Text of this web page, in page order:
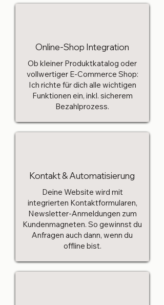
Online-Shop Integration
Ob kleiner Produktkatalog oder
vollwertiger E-Commerce Shop:
Ich richte für dich alle wichtigen
Funktionen ein, inkl. sicherem
Bezahlprozess.
Kontakt & Automatisierung
Deine Website wird mit
integrierten Kontaktformularen,
Newsletter-Anmeldungen zum
Kundenmagneten. So gewinnst du
Anfragen auch dann, wenn du
offline bist.